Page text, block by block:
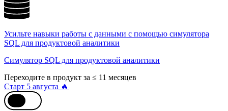
Усильте навыки работы с данными с помощью симулятора
SQL для продуктовой аналитики
Симулятор SQL для продуктовой аналитики
Переходите в продукт за ≤ 11 месяцев
Старт 5 августа 🔥